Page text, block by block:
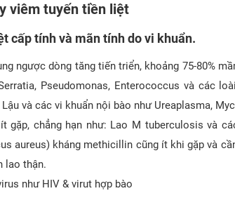
viêm tuyến tiền liệt
cấp tính và mãn tính do vi khuẩn.
ngược dòng tăng tiến triển, khoảng 75-80%
Pseudomonas, Enterococcus và các
và các vi khuẩn nội bào như Ureaplasma,
gặp, chẳng hạn như: Lao M tuberculosis và
aureus) kháng methicillin cũng ít khi gặp và
lao thận.
như HIV & virut hợp bào